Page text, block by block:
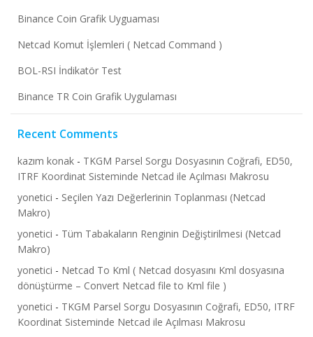
Binance Coin Grafik Uyguaması
Netcad Komut İşlemleri ( Netcad Command )
BOL-RSI İndikatör Test
Binance TR Coin Grafik Uygulaması
Recent Comments
kazım konak - TKGM Parsel Sorgu Dosyasının Coğrafi, ED50,
ITRF Koordinat Sisteminde Netcad ile Açılması Makrosu
yonetici - Seçilen Yazı Değerlerinin Toplanması (Netcad
Makro)
yonetici - Tüm Tabakaların Renginin Değiştirilmesi (Netcad
Makro)
yonetici - Netcad To Kml ( Netcad dosyasını Kml dosyasına
dönüştürme – Convert Netcad file to Kml file )
yonetici - TKGM Parsel Sorgu Dosyasının Coğrafi, ED50, ITRF
Koordinat Sisteminde Netcad ile Açılması Makrosu